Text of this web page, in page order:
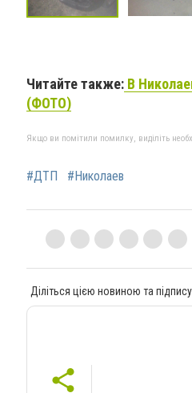
Читайте также: В
(ФОТО)
Якщо ви помітили помилку, виділіть
#ДТП #Николаев
Діліться цією новиною та